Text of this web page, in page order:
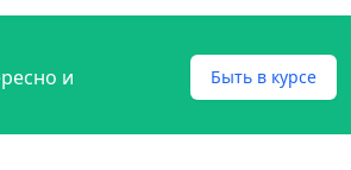
и
Быть в курсе